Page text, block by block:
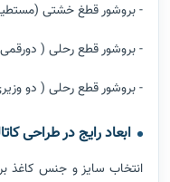
- بروشور قطغ خشتی (مستطیل) ۲۲ *۲۴
- بروشور قطع رحلی ( دورقمی) ۲۱٫۵* ۲۹
- بروشور قطع رحلی ( دو وزیری) ۲۴ *۲۳
ابعاد رایج در طراحی
انتخاب سایز و جنس کاغذ